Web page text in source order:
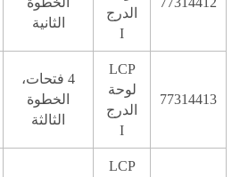
الدرج
I
الثانية
77314413
LCP
لوحة
الدرج
I
4 فتحات،
الخطوة
الثالثة
LCP